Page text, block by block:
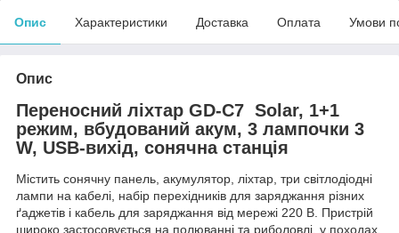
Опис Характеристики Доставка Оплата Умови
Опис
Переносний ліхтар GD-C7 Solar, 1+1
режим, вбудований акум, 3 лампочки 3
W, USB-вихід, сонячна станція
Містить сонячну панель, акумулятор, ліхтар, три світлодіодні
лампи на кабелі, набір перехідників для заряджання різних
ґаджетів і кабель для заряджання від мережі 220 В. Пристрій
широко застосовується на полюванні та риболовлі, у походах,